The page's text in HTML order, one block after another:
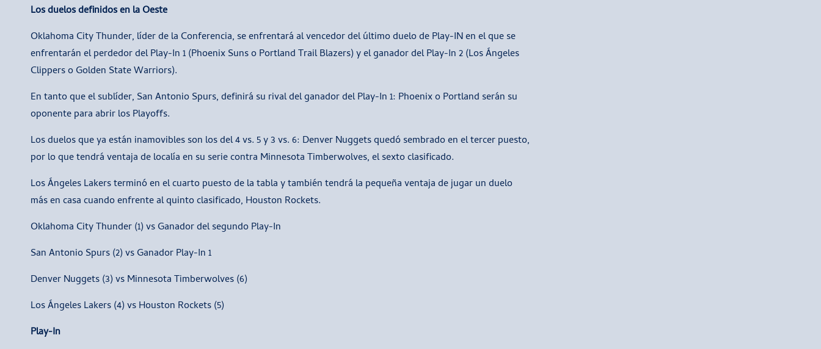
Los duelos definidos en la Oeste
Oklahoma City Thunder, líder de la Conferencia, se enfrentará al vencedor del último duelo de Play-IN en el que se
enfrentarán el perdedor del Play-In 1 (Phoenix Suns o Portland Trail Blazers) y el ganador del Play-In 2 (Los Ángeles
Clippers o Golden State Warriors).
En tanto que el sublíder, San Antonio Spurs, definirá su rival del ganador del Play-In 1: Phoenix o Portland serán su
oponente para abrir los Playoffs.
Los duelos que ya están inamovibles son los del 4 vs. 5 y 3 vs. 6: Denver Nuggets quedó sembrado en el tercer puesto,
por lo que tendrá ventaja de localía en su serie contra Minnesota Timberwolves, el sexto clasificado.
Los Ángeles Lakers terminó en el cuarto puesto de la tabla y también tendrá la pequeña ventaja de jugar un duelo
más en casa cuando enfrente al quinto clasificado, Houston Rockets.
Oklahoma City Thunder (1) vs Ganador del segundo Play-In
San Antonio Spurs (2) vs Ganador Play-In 1
Denver Nuggets (3) vs Minnesota Timberwolves (6)
Los Ángeles Lakers (4) vs Houston Rockets (5)
Play-In